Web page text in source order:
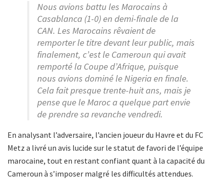
Nous avions battu les Marocains à
Casablanca (1-0) en demi-finale de la
CAN. Les Marocains rêvaient de
remporter le titre devant leur public, mais
finalement, c’est le Cameroun qui avait
remporté la Coupe d’Afrique, puisque
nous avions dominé le Nigeria en finale.
Cela fait presque trente-huit ans, mais je
pense que le Maroc a quelque part envie
de prendre sa revanche vendredi.
En analysant l’adversaire, l’ancien joueur du Havre et du FC
Metz a livré un avis lucide sur le statut de favori de l’équipe
marocaine, tout en restant confiant quant à la capacité du
Cameroun à s’imposer malgré les difficultés attendues.